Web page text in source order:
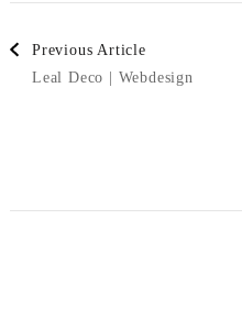
Post
Previous Article
Leal Deco | Webdesign